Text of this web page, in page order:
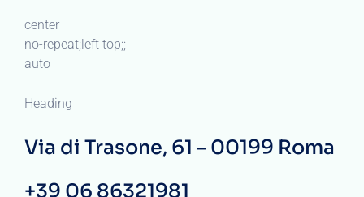
center
no-repeat;left top;;
auto
Heading
Via di Trasone, 61 – 00199 Roma
+39 06 86321981